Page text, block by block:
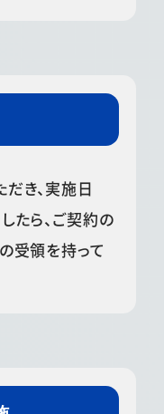
き、実施日
たら、ご契約の
受領を持って